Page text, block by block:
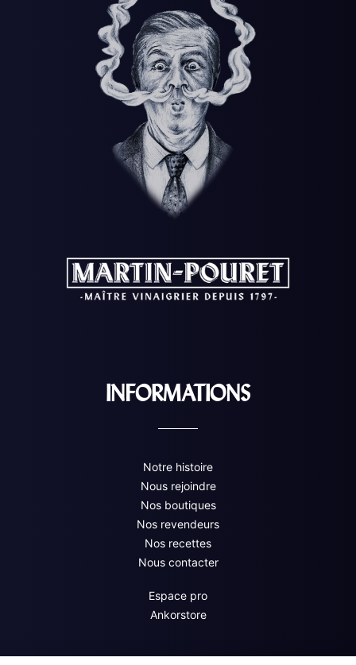
INFORMATIONS
Notre histoire
Nous rejoindre
Nos boutiques
Nos revendeurs
Nos recettes
Nous contacter
Espace pro
Ankorstore